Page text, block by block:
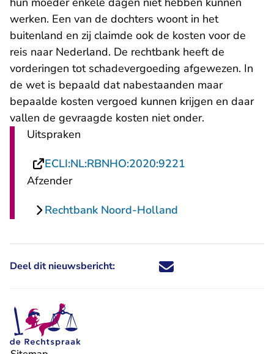
werken. Een van de dochters woont in het
buitenland en zij claimde ook de kosten voor de
reis naar Nederland. De rechtbank heeft de
vorderingen tot schadevergoeding afgewezen. In
de wet is bepaald dat nabestaanden maar
bepaalde kosten vergoed kunnen krijgen en daar
vallen de gevraagde kosten niet onder.
Uitspraken
ECLI:NL:RBNHO:2020:9221
Afzender
Rechtbank Noord-Holland
Deel dit nieuwsbericht: Deel dit nieuwsbericht via X -
Deel dit nieuwsbericht via
Deel dit nieuwsbericht
Deel dit